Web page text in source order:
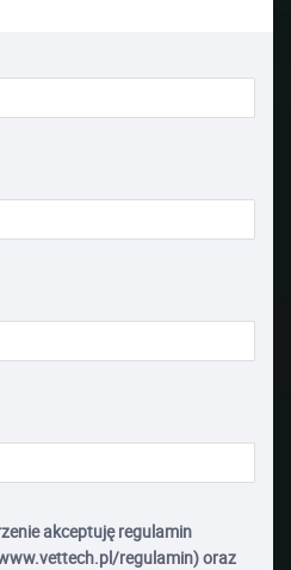
akceptuję regulamin
regulamin) oraz